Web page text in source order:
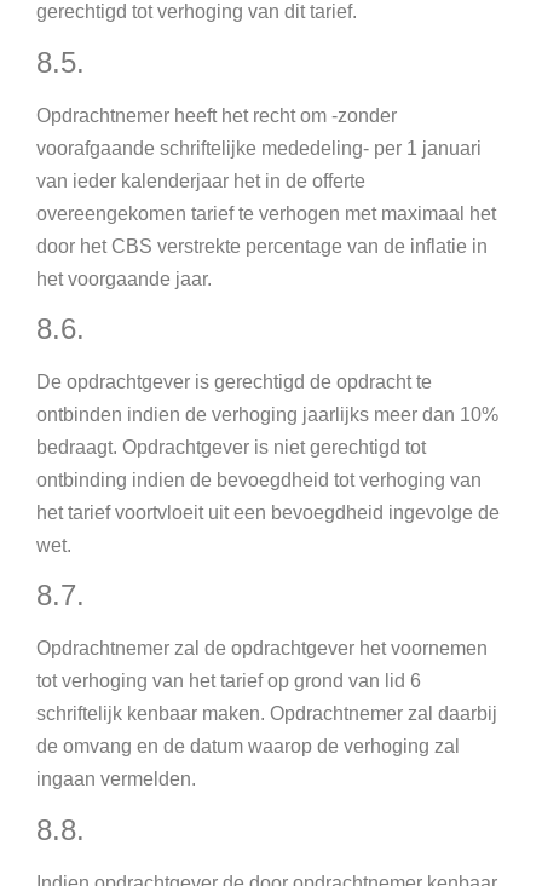
gerechtigd tot verhoging van dit tarief.
8.5.
Opdrachtnemer heeft het recht om -zonder
voorafgaande schriftelijke mededeling- per 1 januari
van ieder kalenderjaar het in de offerte
overeengekomen tarief te verhogen met maximaal het
door het CBS verstrekte percentage van de inflatie in
het voorgaande jaar.
8.6.
De opdrachtgever is gerechtigd de opdracht te
ontbinden indien de verhoging jaarlijks meer dan 10%
bedraagt. Opdrachtgever is niet gerechtigd tot
ontbinding indien de bevoegdheid tot verhoging van
het tarief voortvloeit uit een bevoegdheid ingevolge de
wet.
8.7.
Opdrachtnemer zal de opdrachtgever het voornemen
tot verhoging van het tarief op grond van lid 6
schriftelijk kenbaar maken. Opdrachtnemer zal daarbij
de omvang en de datum waarop de verhoging zal
ingaan vermelden.
8.8.